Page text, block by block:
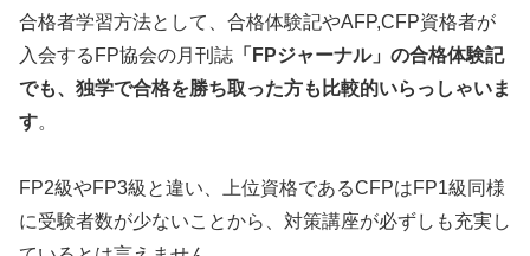
合格者学習方法として、合格体験記やAFP,CFP資格者が
入会するFP協会の月刊誌 「FPジャーナル」の合格体験記
でも、独学で合格を勝ち取った方も比較的いらっしゃいま
す。
FP2級やFP3級と違い、上位資格であるCFPはFP1級同様
に受験者数が少ないことから、対策講座が必ずしも充実し